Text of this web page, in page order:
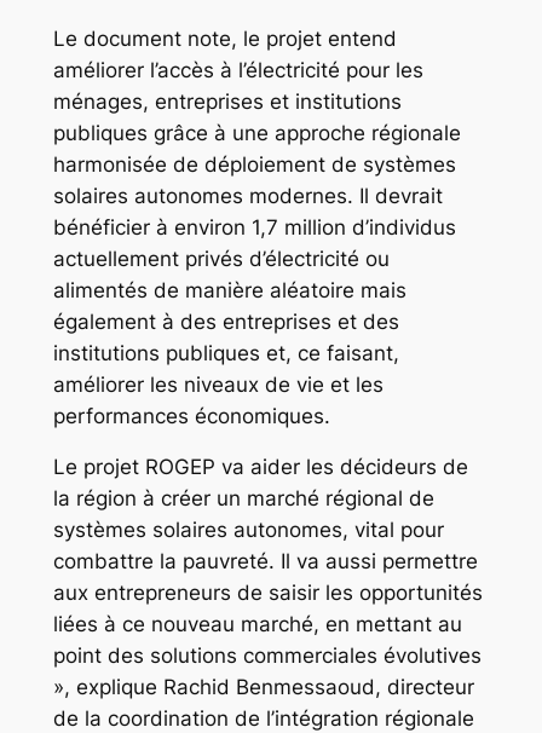
Le document note, le projet entend
améliorer l’accès à l’électricité pour les
ménages, entreprises et institutions
publiques grâce à une approche régionale
harmonisée de déploiement de systèmes
solaires autonomes modernes. Il devrait
bénéficier à environ 1,7 million d’individus
actuellement privés d’électricité ou
alimentés de manière aléatoire mais
également à des entreprises et des
institutions publiques et, ce faisant,
améliorer les niveaux de vie et les
performances économiques.
Le projet ROGEP va aider les décideurs de
la région à créer un marché régional de
systèmes solaires autonomes, vital pour
combattre la pauvreté. Il va aussi permettre
aux entrepreneurs de saisir les opportunités
liées à ce nouveau marché, en mettant au
point des solutions commerciales évolutives
», explique Rachid Benmessaoud, directeur
de la coordination de l’intégration régionale